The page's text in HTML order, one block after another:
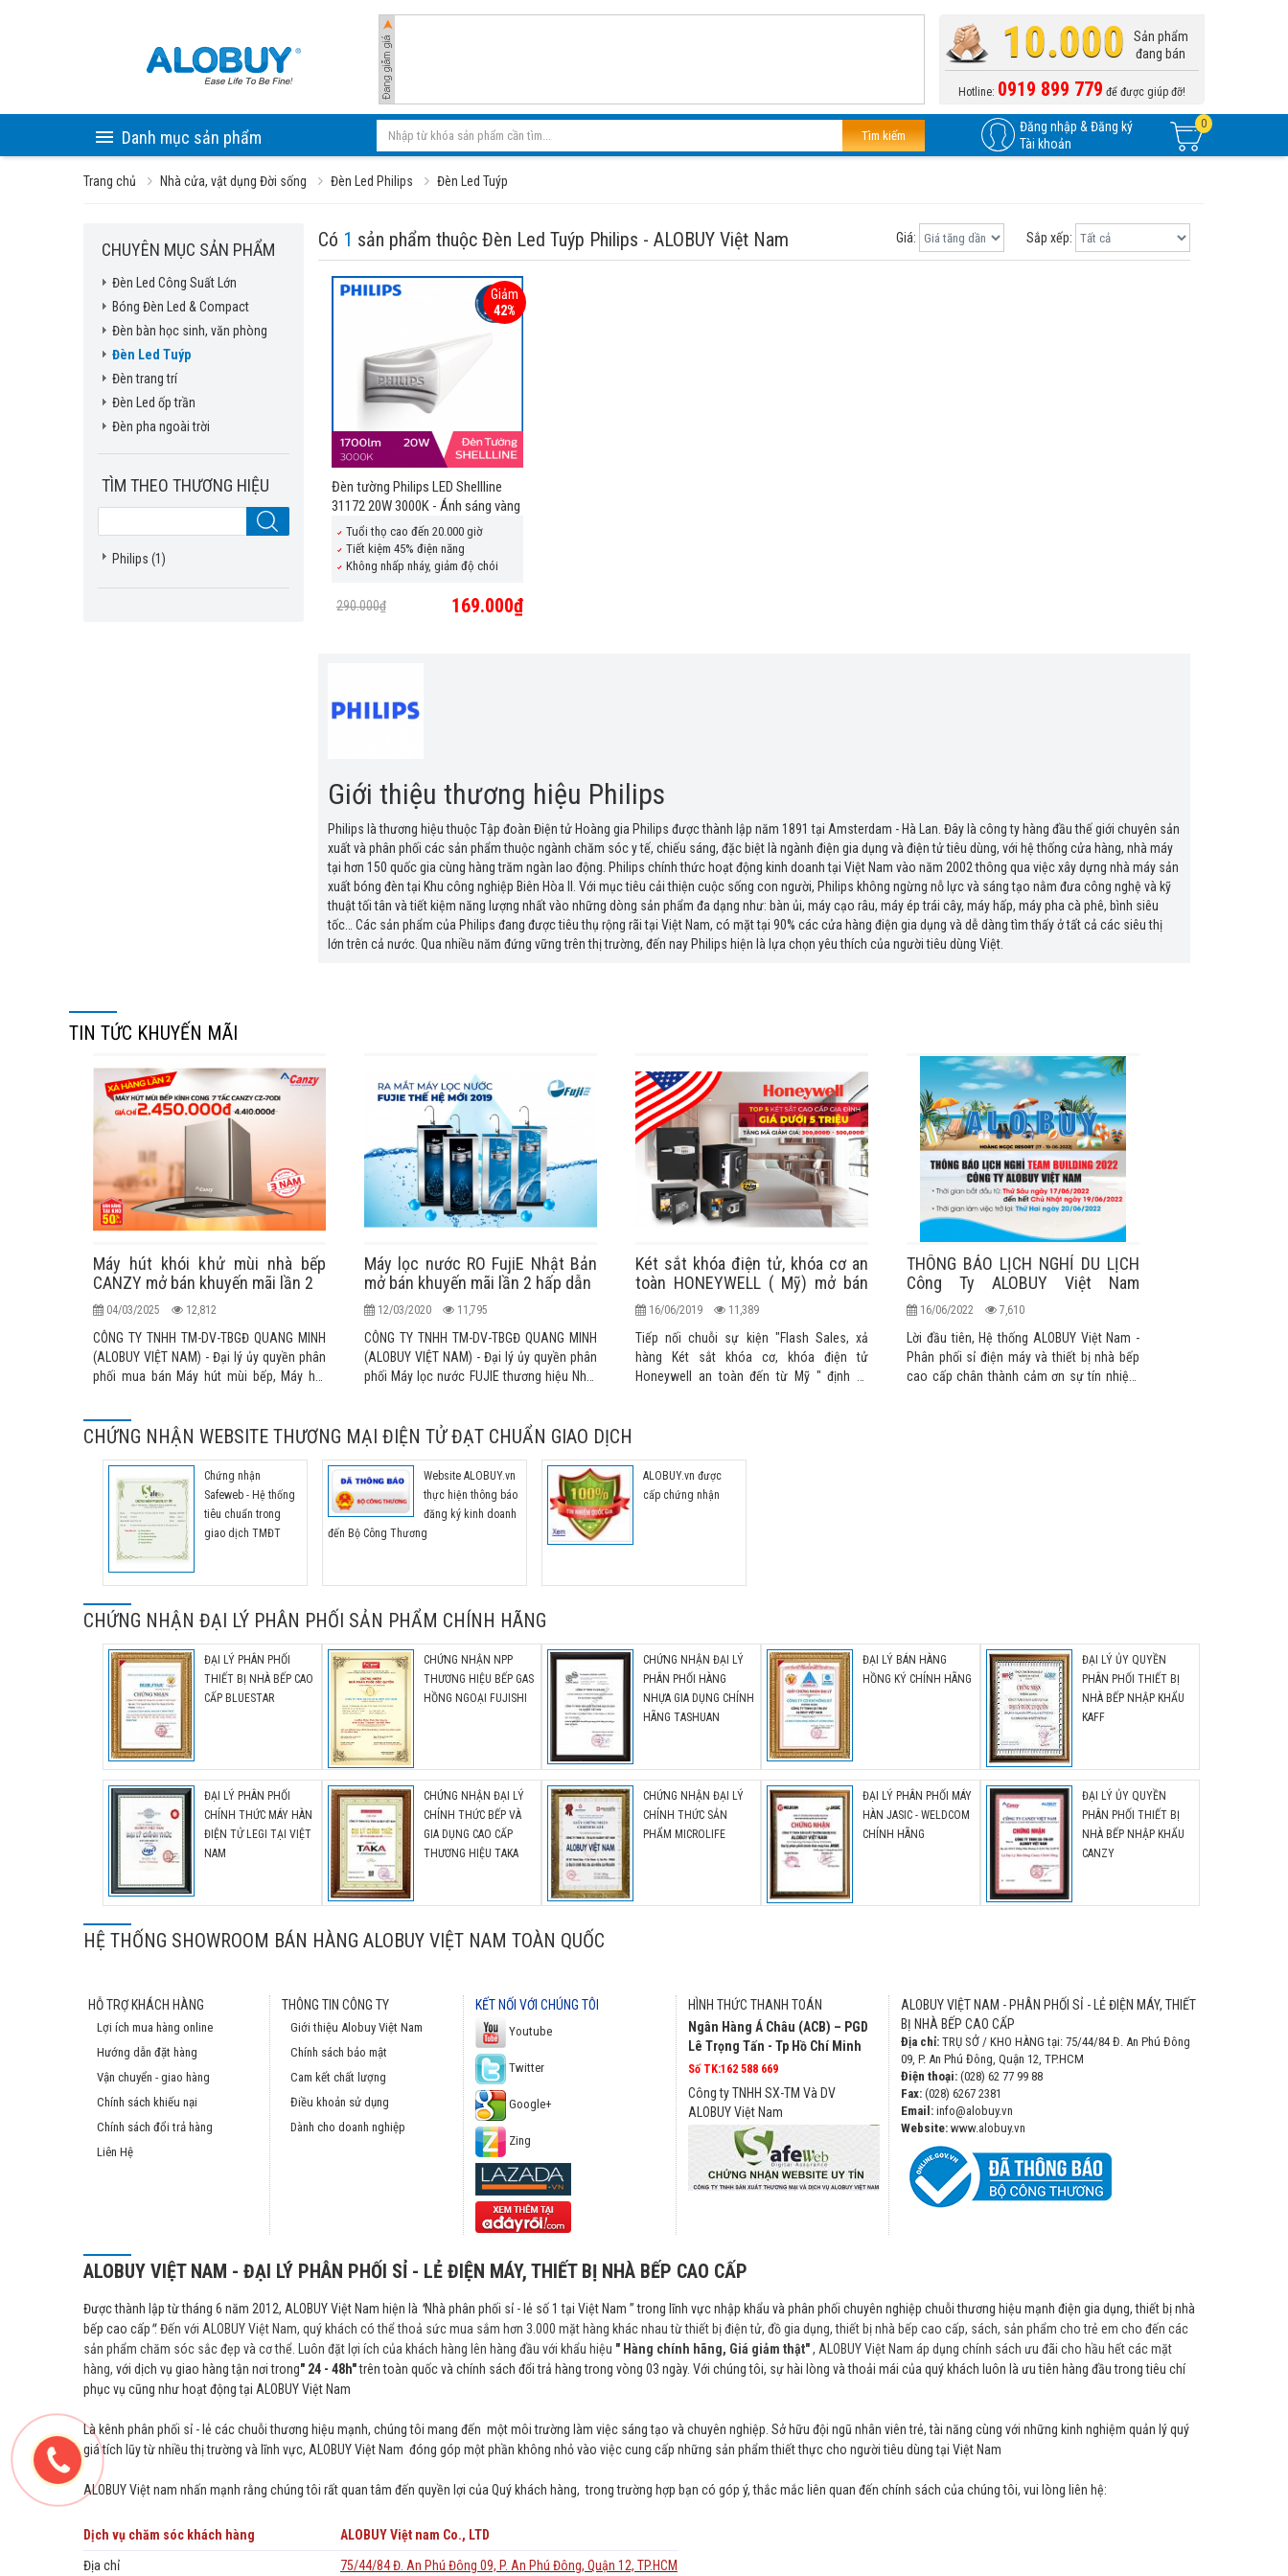
10.000
Sản phẩm
đang bán
Hotline: 0919 899 779 để được giúp đỡ!
Danh mục sản phẩm Tìm kiếm
Đăng nhập & Đăng ký
Tài khoản
0
Trang chủ Nhà cửa, vật dụng Đời sống Đèn Led Philips Đèn Led Tuýp
CHUYÊN MỤC SẢN PHẨM
Đèn Led Công Suất Lớn
Bóng Đèn Led & Compact
Đèn bàn học sinh, văn phòng
Đèn Led Tuýp
Đèn trang trí
Đèn Led ốp trần
Đèn pha ngoài trời
TÌM THEO THƯƠNG HIỆU
Philips (1)
Có 1 sản phẩm thuộc Đèn Led Tuýp Philips - ALOBUY Việt Nam Giá: Sắp xếp:
Đèn tường Philips LED Shellline
31172 20W 3000K - Ánh sáng vàng
Tuổi thọ cao đến 20.000 giờ
Tiết kiệm 45% điện năng
Không nhấp nháy, giảm độ chói
290.000₫ 169.000₫
Giảm
42%
Giới thiệu thương hiệu Philips
Philips là thương hiệu thuộc Tập đoàn Điện tử Hoàng gia Philips được thành lập năm 1891 tại Amsterdam - Hà Lan. Đây là công ty hàng đầu thế giới chuyên sản
xuất và phân phối các sản phẩm thuộc ngành chăm sóc y tế, chiếu sáng, đặc biệt là ngành điện gia dụng và điện tử tiêu dùng, với hệ thống cửa hàng, nhà máy
tại hơn 150 quốc gia cùng hàng trăm ngàn lao động. Philips chính thức hoạt động kinh doanh tại Việt Nam vào năm 2002 thông qua việc xây dựng nhà máy sản
xuất bóng đèn tại Khu công nghiệp Biên Hòa II. Với mục tiêu cải thiện cuộc sống con người, Philips không ngừng nỗ lực và sáng tạo nằm đưa công nghệ và kỹ
thuật tối tân và tiết kiệm năng lượng nhất vào những dòng sản phẩm đa dạng như: bàn ủi, máy cạo râu, máy ép trái cây, máy hấp, máy pha cà phê, bình siêu
tốc… Các sản phẩm của Philips đang được tiêu thụ rộng rãi tại Việt Nam, có mặt tại 90% các cửa hàng điện gia dụng và dễ dàng tìm thấy ở tất cả các siêu thị
lớn trên cả nước. Qua nhiều năm đứng vững trên thị trường, đến nay Philips hiện là lựa chọn yêu thích của người tiêu dùng Việt.
TIN TỨC KHUYẾN MÃI
Máy hút khói khử mùi nhà bếp
CANZY mở bán khuyến mãi lần 2
04/03/2025 12,812
CÔNG TY TNHH TM-DV-TBGĐ QUANG MINH
(ALOBUY VIỆT NAM) - Đại lý ủy quyền phân
phối mua bán Máy hút mùi bếp, Máy hút
TAKA, SEVILLA, CANZY, FASTER,
khẩu chính thức tại thị trường Việt Nam
Máy lọc nước RO FujiE Nhật Bản
mở bán khuyến mãi lần 2 hấp dẫn
12/03/2020 11,795
CÔNG TY TNHH TM-DV-TBGĐ QUANG MINH
(ALOBUY VIỆT NAM) - Đại lý ủy quyền phân
phối Máy lọc nước FUJIE thương hiệu Nhật
Két sắt khóa điện tử, khóa cơ an
toàn HONEYWELL ( Mỹ) mở bán
khuyến mãi lần 2
16/06/2019 11,389
Tiếp nối chuỗi sự kiện "Flash Sales, xả
hàng Két sắt khóa cơ, khóa điện tử
Honeywell an toàn đến từ Mỹ " định kỳ
năm lần 2 này bằng việc giảm giá từ 30 -
49% cho các sản phẩm két sắt gia đình
THÔNG BÁO LỊCH NGHỈ DU LỊCH
Công Ty ALOBUY Việt Nam
T6/2022
16/06/2022 7,610
Lời đầu tiên, Hệ thống ALOBUY Việt Nam -
Phân phối sỉ điện máy và thiết bị nhà bếp
cao cấp chân thành cảm ơn sự tín nhiệm
CHỨNG NHẬN WEBSITE THƯƠNG MẠI ĐIỆN TỬ ĐẠT CHUẨN GIAO DỊCH
Chứng nhận
Safeweb - Hệ thống
tiêu chuẩn trong
giao dịch TMĐT
Website ALOBUY.vn
thực hiện thông báo
đăng ký kinh doanh
đến Bộ Công Thương
ALOBUY.vn được
cấp chứng nhận
CHỨNG NHẬN ĐẠI LÝ PHÂN PHỐI SẢN PHẨM CHÍNH HÃNG
ĐẠI LÝ PHÂN PHỐI
THIẾT BỊ NHÀ BẾP CAO
CẤP BLUESTAR
ĐẠI LÝ PHÂN PHỐI
CHÍNH THỨC MÁY HÀN
ĐIỆN TỬ LEGI TẠI VIỆT
NAM
CHỨNG NHẬN NPP
THƯƠNG HIỆU BẾP GAS
HỒNG NGOẠI FUJISHI
CHỨNG NHẬN ĐẠI LÝ
CHÍNH THỨC BẾP VÀ
GIA DỤNG CAO CẤP
THƯƠNG HIỆU TAKA
CHỨNG NHẬN ĐẠI LÝ
PHÂN PHỐI HÀNG
NHỰA GIA DỤNG CHÍNH
HÃNG TASHUAN
CHỨNG NHẬN ĐẠI LÝ
CHÍNH THỨC SẢN
PHẨM MICROLIFE
ĐẠI LÝ BÁN HÀNG
HỒNG KÝ CHÍNH HÃNG
ĐẠI LÝ PHÂN PHỐI MÁY
HÀN JASIC - WELDCOM
CHÍNH HÃNG
ĐẠI LÝ ỦY QUYỀN
PHÂN PHỐI THIẾT BỊ
NHÀ BẾP NHẬP KHẨU
KAFF
ĐẠI LÝ ỦY QUYỀN
PHÂN PHỐI THIẾT BỊ
NHÀ BẾP NHẬP KHẨU
CANZY
HỆ THỐNG SHOWROOM BÁN HÀNG ALOBUY VIỆT NAM TOÀN QUỐC
HỖ TRỢ KHÁCH HÀNG
Lợi ích mua hàng online
Hướng dẫn đặt hàng
Vận chuyển - giao hàng
Chính sách khiếu nại
Chính sách đổi trả hàng
Liên Hệ
THÔNG TIN CÔNG TY
Giới thiệu Alobuy Việt Nam
Chính sách bảo mật
Cam kết chất lượng
Điều khoản sử dụng
Dành cho doanh nghiệp
KẾT NỐI VỚI CHÚNG TÔI
Youtube
Twitter
Google+
Zing
HÌNH THỨC THANH TOÁN
Ngân Hàng Á Châu (ACB) – PGD
Lê Trọng Tấn - Tp Hồ Chí Minh
Số TK:162 588 669
Công ty TNHH SX-TM Và DV
ALOBUY Việt Nam
ALOBUY VIỆT NAM - PHÂN PHỐI SỈ - LẺ ĐIỆN MÁY, THIẾT
BỊ NHÀ BẾP CAO CẤP
Địa chỉ: TRỤ SỞ / KHO HÀNG tại: 75/44/84 Đ. An Phú Đông
09, P. An Phú Đông, Quận 12, TP.HCM
Điện thoại: (028) 62 77 99 88
Fax: (028) 6267 2381
Email: info@alobuy.vn
Website: www.alobuy.vn
ALOBUY VIỆT NAM - ĐẠI LÝ PHÂN PHỐI SỈ - LẺ ĐIỆN MÁY, THIẾT BỊ NHÀ BẾP CAO CẤP
Được thành lập từ tháng 6 năm 2012, ALOBUY Việt Nam hiện là "Nhà phân phối sỉ - lẻ số 1 tại Việt Nam ” trong lĩnh vực nhập khẩu và phân phối chuyên nghiệp chuỗi thương hiệu mạnh điện gia dụng, thiết bị nhà
bếp cao cấp". Đến với ALOBUY Việt Nam, quý khách có thể thoả sức mua sắm hơn 3.000 mặt hàng khác nhau từ thiết bị điện tử, đồ gia dụng, thiết bị nhà bếp cao cấp, sách, sản phẩm cho trẻ em cho đến các
sản phẩm chăm sóc sắc đẹp và cơ thể. Luôn đặt lợi ích của khách hàng lên hàng đầu với khẩu hiệu " Hàng chính hãng, Giá giảm thật", ALOBUY Việt Nam áp dụng chính sách ưu đãi cho hầu hết các mặt
hàng, với dịch vụ giao hàng tận nơi trong" 24 - 48h"trên toàn quốc và chính sách đổi trả hàng trong vòng 03 ngày. Với chúng tôi, sự hài lòng và thoải mái của quý khách luôn là ưu tiên hàng đầu trong tiêu chí
phục vụ cũng như hoạt động tại ALOBUY Việt Nam
Là kênh phân phối sỉ - lẻ các chuỗi thương hiệu mạnh, chúng tôi mang đến một môi trường làm việc sáng tạo và chuyên nghiệp. Sở hữu đội ngũ nhân viên trẻ, tài năng cùng với những kinh nghiệm quản lý quý
giá tích lũy từ nhiều thị trường và lĩnh vực, ALOBUY Việt Nam đóng góp một phần không nhỏ vào việc cung cấp những sản phẩm thiết thực cho người tiêu dùng tại Việt Nam
ALOBUY Việtnam nhấn mạnh rằng chúng tôi rất quan tâm đến quyền lợi của Quý khách hàng, trong trường hợp bạn có góp ý, thắc mắc liên quan đến chính sách của chúng tôi, vui lòng liên hệ:
Dịch vụ chăm sóc khách hàng
ALOBUY Việt nam Co., LTD
Địa chỉ
75/44/84 Đ. An Phú Đông 09, P. An Phú Đông, Quận 12, TP.HCM